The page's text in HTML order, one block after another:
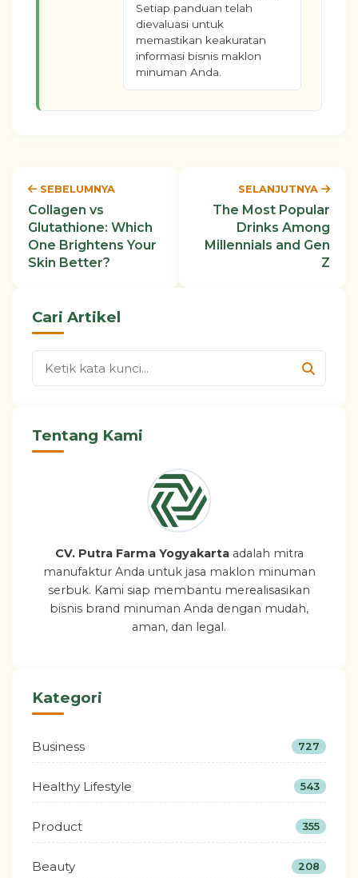
Setiap panduan telah
dievaluasi untuk
memastikan keakuratan
informasi bisnis maklon
minuman Anda.
SEBELUMNYA
Collagen vs
Glutathione: Which
One Brightens Your
Skin Better?
SELANJUTNYA
The Most Popular
Drinks Among
Millennials and Gen
Z
Cari Artikel
Tentang Kami
CV. Putra Farma Yogyakartaadalah mitra
manufaktur Anda untuk jasa maklon minuman
serbuk. Kami siap membantu merealisasikan
bisnis brand minuman Anda dengan mudah,
aman, dan legal.
Kategori
Business 727
Healthy Lifestyle 543
Product 355
Beauty 208